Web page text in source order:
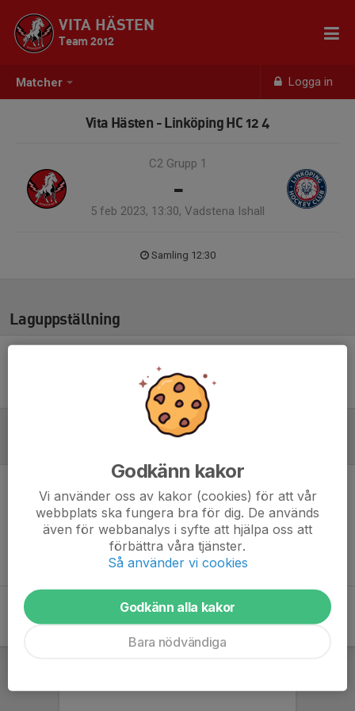
Matcher Logga in
VITA HÄSTEN
Team 2012
Vita Hästen - Linköping HC 12 4
C2 Grupp 1
-
5 feb 2023, 13:30, Vadstena Ishall
Samling 12:30
Laguppställning
Ingen uppställning ifylld
Inget referat skrivet
Godkänn kakor
Vi använder oss av kakor (cookies) för att vår
webbplats ska fungera bra för dig. De används
även för webbanalys i syfte att hjälpa oss att
förbättra våra tjänster.
Så använder vi cookies
Godkänn alla kakor
Bara nödvändiga